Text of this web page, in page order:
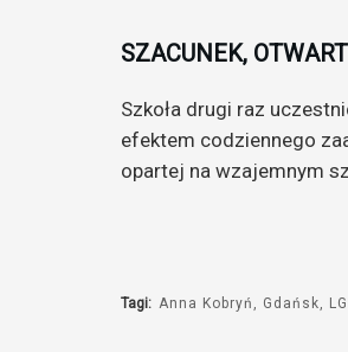
SZACUNEK,
Szkoła drugi raz
efektem codziennego
opartej na wzajemnym
Tagi: Anna Kobryń Gdańsk